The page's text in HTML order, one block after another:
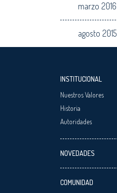
marzo 2016
agosto 2015
INSTITUCIONAL
Nuestros Valores
Historia
Autoridades
NOVEDADES
COMUNIDAD